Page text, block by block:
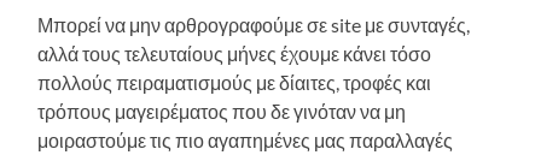
Μπορεί να μην αρθρογραφούμε σε site με συνταγές,
αλλά τους τελευταίους μήνες έχουμε κάνει τόσο
πολλούς πειραματισμούς με δίαιτες, τροφές και
τρόπους μαγειρέματος που δε γινόταν να μη
μοιραστούμε τις πιο αγαπημένες μας παραλλαγές